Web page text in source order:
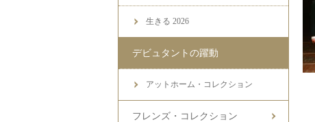
生きる 2026
デビュタントの躍動
アットホーム・コレクション
フレンズ・コレクション